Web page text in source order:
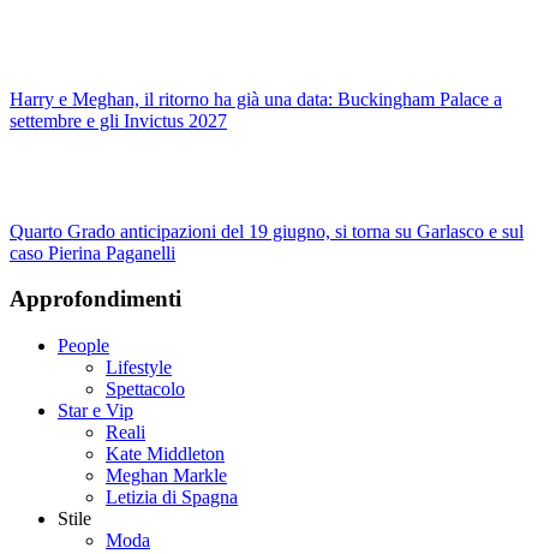
Harry e Meghan, il ritorno ha già una data: Buckingham Palace a
settembre e gli Invictus 2027
Quarto Grado anticipazioni del 19 giugno, si torna su Garlasco e sul
caso Pierina Paganelli
Approfondimenti
People
Lifestyle
Spettacolo
Star e Vip
Reali
Kate Middleton
Meghan Markle
Letizia di Spagna
Stile
Moda